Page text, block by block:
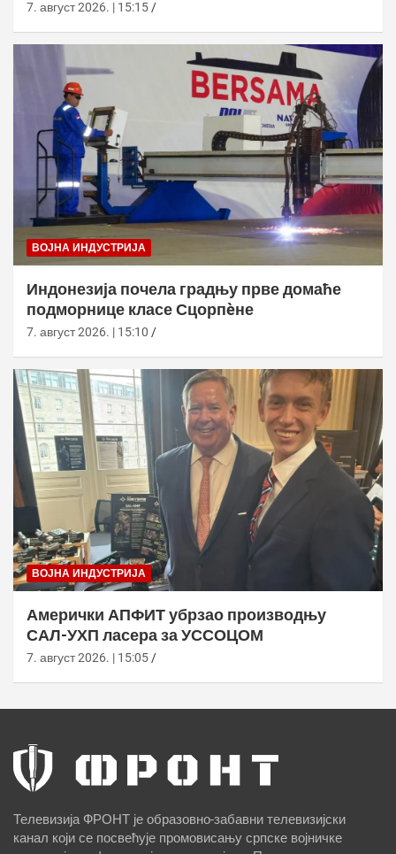
7. август 2026. | 15:15
ВОЈНА ИНДУСТРИЈА
Индонезија почела градњу прве домаће
подморнице класе Сцорпèне
7. август 2026. | 15:10
ВОЈНА ИНДУСТРИЈА
Амерички АПФИТ убрзао производњу
САЛ-УХП ласера за УССОЦОМ
7. август 2026. | 15:05
Телевизија ФРОНТ је образовно-забавни телевизијски
канал који се посвећује промовисању српске војничке